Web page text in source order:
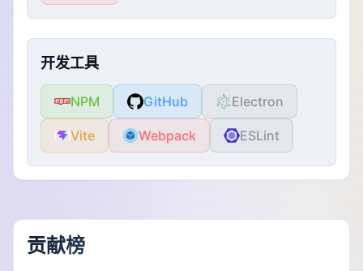
开发工具
NPM GitHub Electron
Vite Webpack ESLint
贡献榜